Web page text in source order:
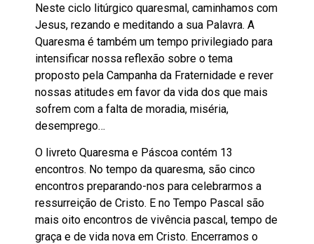
Neste ciclo litúrgico quaresmal, caminhamos com
Jesus, rezando e meditando a sua Palavra. A
Quaresma é também um tempo privilegiado para
intensificar nossa reflexão sobre o tema
proposto pela Campanha da Fraternidade e rever
nossas atitudes em favor da vida dos que mais
sofrem com a falta de moradia, miséria,
desemprego…
O livreto Quaresma e Páscoa contém 13
encontros. No tempo da quaresma, são cinco
encontros preparando-nos para celebrarmos a
ressurreição de Cristo. E no Tempo Pascal são
mais oito encontros de vivência pascal, tempo de
graça e de vida nova em Cristo. Encerramos o